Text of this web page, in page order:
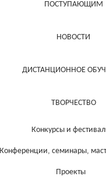
ПОСТУПАЮЩИМ
НОВОСТИ
ДИСТАНЦИОННОЕ
ТВОРЧЕСТВО
Конкурсы и
Конференции, семинары,
Проекты